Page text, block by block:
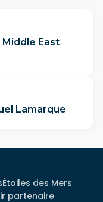
East
Lamarque
Étoiles des Mers
partenaire